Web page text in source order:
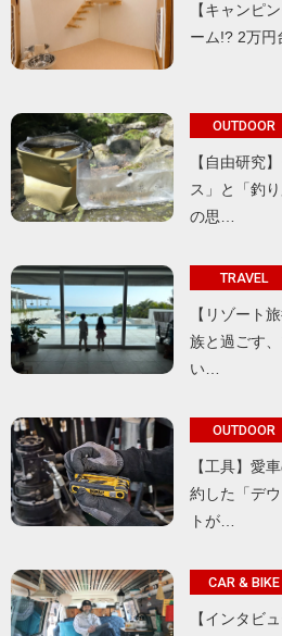
【キャンピ
ーム!? 2万円
OUTDOOR
【自由研究
ス」と「釣
の思…
TRAVEL
【リゾート
族と過ごす
い…
OUTDOOR
【工具】愛
約した「デ
トが…
CAR & BIKE
【インタビ